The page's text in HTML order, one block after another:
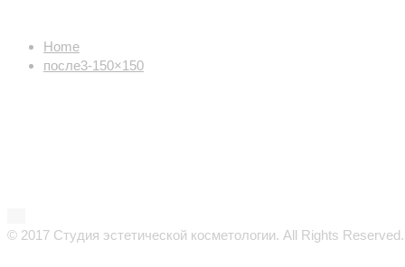
Home
после3-150×150
© 2017 Студия эстетической косметологии. All Rights Reserved.